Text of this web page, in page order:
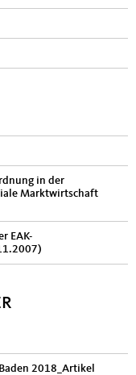
in der
Marktwirtschaft
EAK-
2018_Artikel